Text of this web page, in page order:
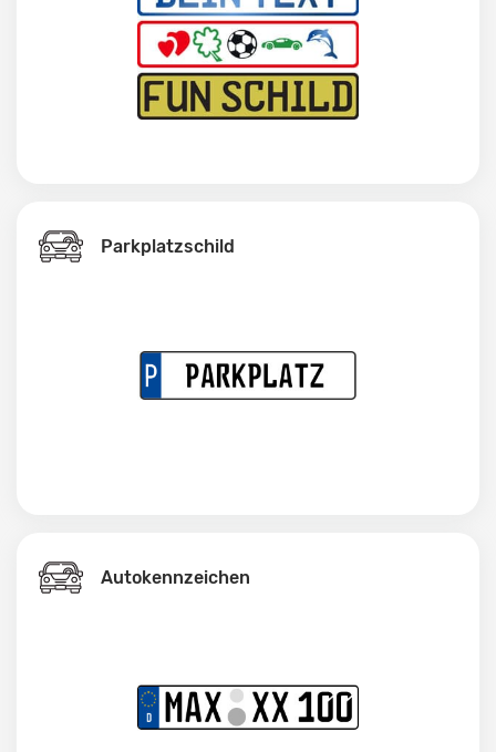
Parkplatzschild
Autokennzeichen